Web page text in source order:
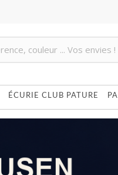
ÉCURIE CLUB PATURE